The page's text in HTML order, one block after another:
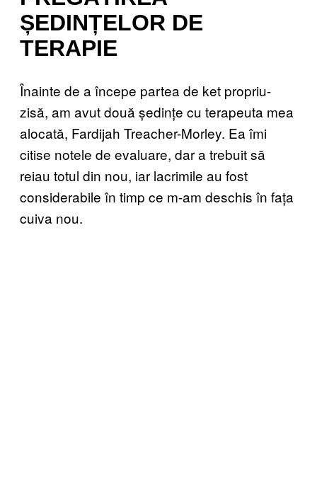
ȘEDINȚELOR DE
TERAPIE
Înainte de a începe partea de ket propriu-
zisă, am avut două ședințe cu terapeuta mea
alocată, Fardijah Treacher-Morley. Ea îmi
citise notele de evaluare, dar a trebuit să
reiau totul din nou, iar lacrimile au fost
considerabile în timp ce m-am deschis în fața
cuiva nou.